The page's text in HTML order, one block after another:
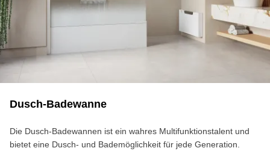
Dusch-Ba­de­wan­ne
Die Dusch-Badewannen ist ein wahres Multifunktionstalent und
bietet eine Dusch- und Bademöglichkeit für jede Generation.